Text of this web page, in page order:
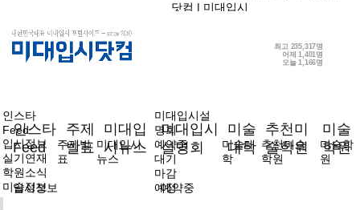
닷컴 | 미대입시
최고 235,317명
어제1,401명
오늘1,166명
인스타
Feed
입시정보
주제
발표
미대입
시뉴스
미대입시
설명회
예약중
미술
대학
추천미
술학원
미술
학원
인스타
Feed
입시정보
실기연재
학원소식
미술정보
주제발
표
미대입시
뉴스
미대입시설
명회
예약중
대기
마감
예정
미술대
학
추천미술
학원
미술학
원